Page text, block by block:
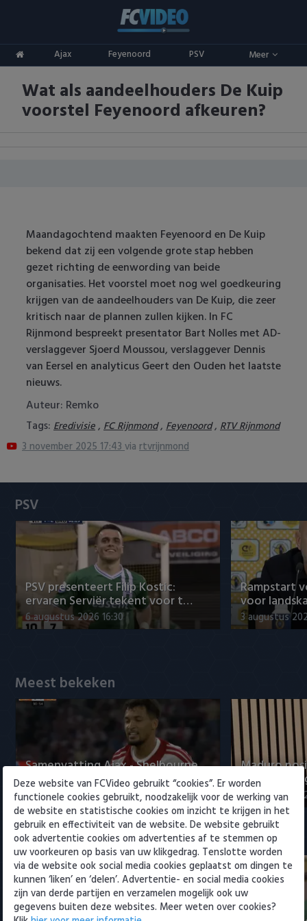
Ajax Feyenoord PSV Meer
ADO Den Haag
Ajax
FC Utrecht
Feyenoord
Heracles Almelo
NAC Breda
PEC Zwolle
PSV
Roda JC
SC Heerenveen
Sparta
Vitesse
VVV Venlo
Willem II
Competities
Eredivisie
Keuken Kampioen Divisie
Champions League
Europa League
Conference League
Oranje
Wat als aandeelhouders De Kuip
voorstel Feyenoord afkeuren?
Maandagochtend maakten Feyenoord en De Kuip
bekend dat zij een volgende grote stap hebben
gezet richting de eenwording van beide
organisaties. Het voorstel moet nog wel goedkeuring
krijgen van de aandeelhouders van De Kuip, die zeer
kritisch naar de plannen zullen kijken. In FC
Rijnmond bespreekt presentator Bart Nolles met AD-
verslaggever Sjoerd Moussou, verslaggever Dennis
van Eersel en analyticus Geert den Ouden het laatste
nieuws.
Auteur: Remko
Tags: Eredivisie, FC Rijnmond, Feyenoord, RTV Rijnmond
3 november 2025 17:43via rtvrijnmond
PSV
PSV presenteert Filip Kostic:
ervaren Serviër tekent voor t…
6 augustus 2026 16:30
Rampstart
voor
3 augustus
Meest bekeken
Samenvatting Ajax - Shelbourne
FC 3-1
6 augustus 2026 23:07
Maduro
5 augustus
Eredivisie
Deze website van FCVideo gebruikt “cookies”. Er worden
functionele cookies gebruikt, noodzakelijk voor de werking van
de website en statistische cookies om inzicht te krijgen in het
gebruik en effectiviteit van de website. De website gebruikt
ook advertentie cookies om advertenties af te stemmen op
uw voorkeuren op basis van uw klikgedrag. Tenslotte worden
via de website ook social media cookies geplaatst om dingen te
kunnen ‘liken’ en ‘delen’. Advertentie- en social media cookies
zijn van derde partijen en verzamelen mogelijk ook uw
gegevens buiten deze websites. Meer weten over cookies?